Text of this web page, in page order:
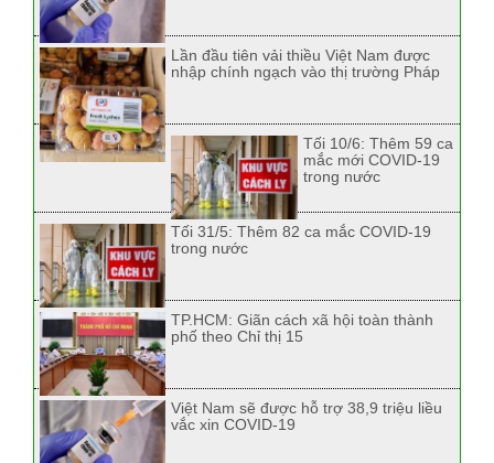
Lần đầu tiên vải thiều Việt Nam được
nhập chính ngạch vào thị trường Pháp
Tối 10/6: Thêm 59 ca
mắc mới COVID-19
trong nước
Tối 31/5: Thêm 82 ca mắc COVID-19
trong nước
TP.HCM: Giãn cách xã hội toàn thành
phố theo Chỉ thị 15
Việt Nam sẽ được hỗ trợ 38,9 triệu liều
vắc xin COVID-19